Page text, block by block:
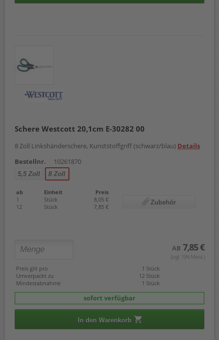
Schere Westcott 20,1cm E-30282 00
8 Zoll Linkshänderschere, Kunststoffgriff (schwarz/blau) Details
Bestellnr.
10261870
5,5 Zoll 8 Zoll
ab Einheit
Preis
1
Stück
8,05 €
12
Stück 7,85 €
Zubehör
AB 7,85 €
(zzgl. 19% Mwst.)
Preis gilt pro
1 Stück
Umverpackt zu
12 Stück
Mindestabnahme
1 Stück
sofort verfügbar
In den Warenkorb